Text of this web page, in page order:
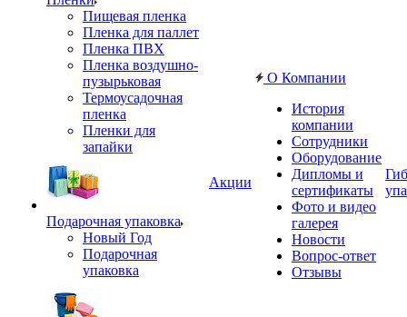
Пищевая пленка
Пленка для паллет
Пленка ПВХ
Пленка воздушно-
пузырьковая
Термоусадочная
пленка
Пленки для
запайки
Подарочная упаковка
Новый Год
Подарочная
упаковка
Акции
О Компании
История
компании
Сотрудники
Оборудование
Дипломы и
сертификаты
Фото и видео
галерея
Новости
Вопрос-ответ
Отзывы